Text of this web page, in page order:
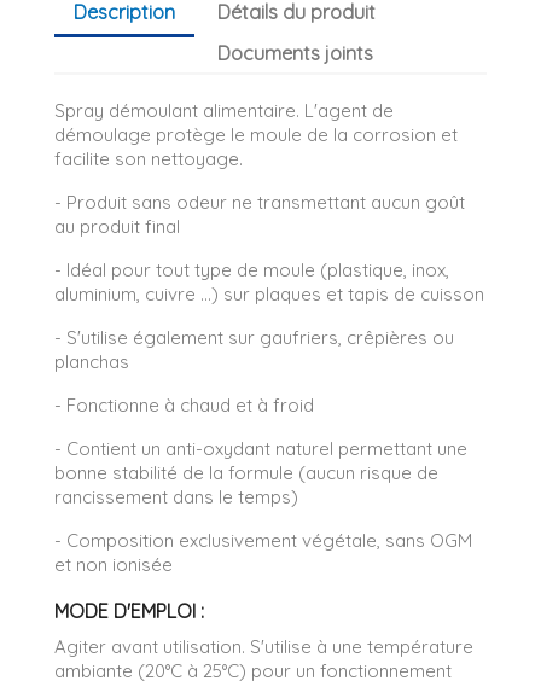
Description
Détails du produit
Documents joints
Spray démoulant alimentaire. L'agent de
démoulage protège le moule de la corrosion et
facilite son nettoyage.
- Produit sans odeur ne transmettant aucun goût
au produit final
- Idéal pour tout type de moule (plastique, inox,
aluminium, cuivre ...) sur plaques et tapis de cuisson
- S'utilise également sur gaufriers, crêpières ou
planchas
- Fonctionne à chaud et à froid
- Contient un anti-oxydant naturel permettant une
bonne stabilité de la formule (aucun risque de
rancissement dans le temps)
- Composition exclusivement végétale, sans OGM
et non ionisée
MODE D'EMPLOI :
Agiter avant utilisation. S'utilise à une température
ambiante (20°C à 25°C) pour un fonctionnement